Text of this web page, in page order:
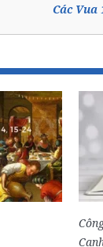
Các Vua